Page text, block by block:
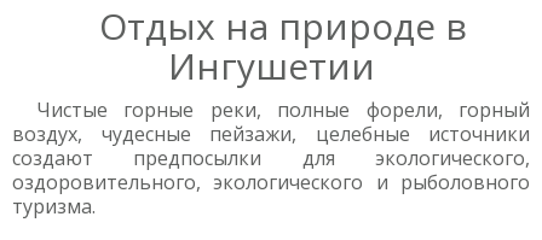
Отдых на природе в
Ингушетии
Чистые горные реки, полные форели, горный
воздух, чудесные пейзажи, целебные источники
создают предпосылки для экологического,
оздоровительного, экологического и рыболовного
туризма.